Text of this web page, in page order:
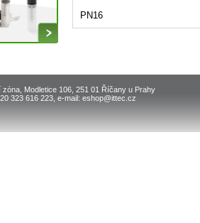
PN16
zóna, Modletice 106, 251 01 Říčany u Prahy
323 616 223, e-mail: eshop@ittec.cz